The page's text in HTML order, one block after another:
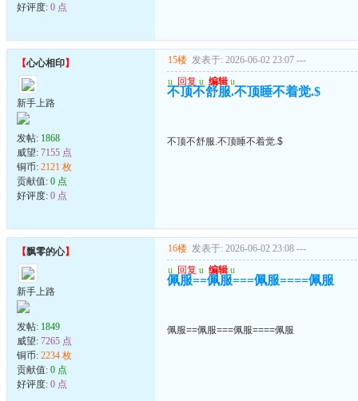
好评度: 0 点
【心心相印】
新手上路
发帖: 1868
威望: 7155 点
铜币: 2121 枚
贡献值: 0 点
好评度: 0 点
15楼 发表于: 2026-06-02 23:07 ---
u 回复 u 编辑 u
不顶不舒服.不顶睡不着觉.$
不顶不舒服.不顶睡不着觉.$
【飘零的心】
新手上路
发帖: 1849
威望: 7265 点
铜币: 2234 枚
贡献值: 0 点
好评度: 0 点
16楼 发表于: 2026-06-02 23:08 ---
u 回复 u 编辑 u
佩服==佩服===佩服====佩服
佩服==佩服===佩服====佩服